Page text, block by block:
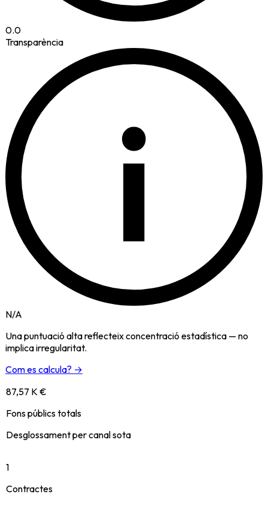
0.0
Transparència
i
N/A
Una puntuació alta reflecteix concentració estadística — no
implica irregularitat.
Com es calcula? →
87,57 K €
Fons públics totals
Desglossament per canal sota
1
Contractes